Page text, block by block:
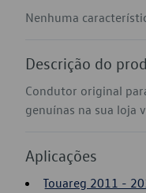
Nenhuma
Descrição do
Condutor original
genuínas na sua loja
Aplicações
Touareg 2011 -